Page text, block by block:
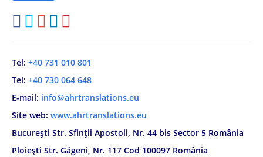
Tel: +40 731 010 801
Tel: +40 730 064 648
E-mail: info@ahrtranslations.eu
Site web: www.ahrtranslations.eu
București Str. Sfinții Apostoli, Nr. 44 bis Sector 5 România
Ploiești Str. Găgeni, Nr. 117 Cod 100097 România